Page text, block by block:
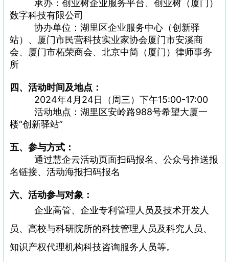
承办：创业树企业服务平台、创业树（厦门）
数字科技有限公司
协办单位：湖里区企业服务中心（创新驿
站）、厦门市民营科技实业家协会厦门市安溪商
会、厦门市柘荣商会、北京中简（厦门）律师事务
所
四、 活动时间及地点：
2024年4月24日（周三）下午15:00-17:00
活动地点：湖里区安岭路988号希望大厦一
楼“创新驿站”
五、参与方式：
通过慧企云活动页面扫码报名、公众号推送报
名链接、活动海报扫码报名
六、活动参与对象：
企业高管、企业专利管理人员及技术开发人
员、高校与科研院所的科技管理人员及科究人员、
知识产权代理机构科技咨询服务人员等。